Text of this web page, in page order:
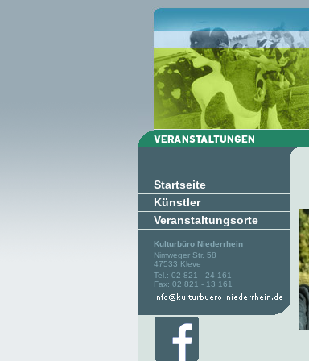
Startseite
Künstler
Veranstaltungsorte
Kulturbüro Niederrhein
Nimweger Str. 58
47533 Kleve
Tel.: 02 821 - 24 161
Fax: 02 821 - 13 161